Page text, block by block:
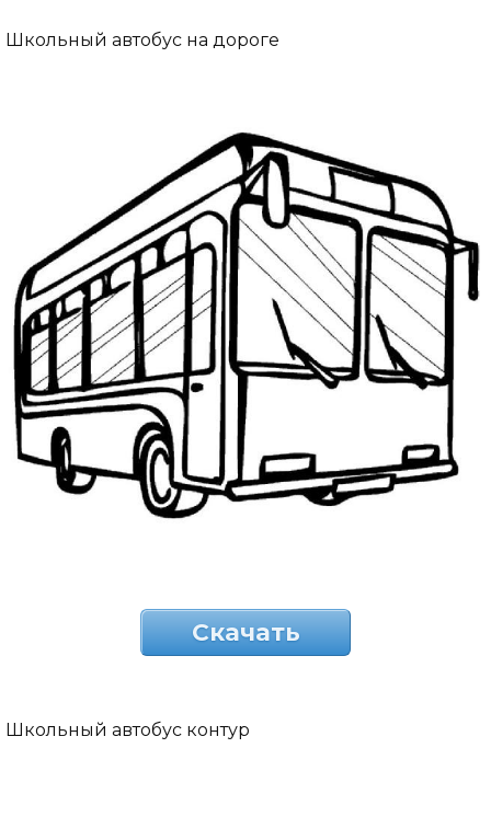
Школьный автобус на дороге
Скачать
Школьный автобус контур